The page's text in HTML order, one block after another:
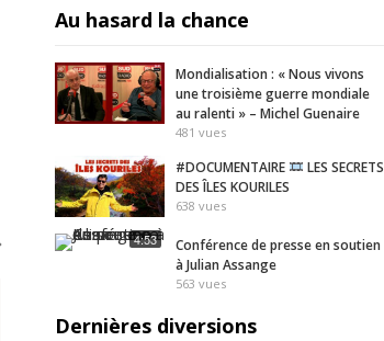
Au hasard la chance
Mondialisation : « Nous vivons
une troisième guerre mondiale
au ralenti » – Michel Guenaire
481 vues
#DOCUMENTAIRE
LES SECRETS
DES ÎLES KOURILES
638 vues
4:53
Conférence de presse en soutien
à Julian Assange
563 vues
Dernières diversions